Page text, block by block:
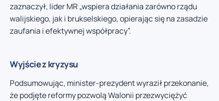
zaznaczył, lider MR „wspiera działania zarówno rządu
walijskiego, jak i brukselskiego, opierając się na zasadzie
zaufania i efektywnej współpracy”.
Wyjście z kryzysu
Podsumowując, minister-prezydent wyraził przekonanie,
że podjęte reformy pozwolą Walonii przezwyciężyć